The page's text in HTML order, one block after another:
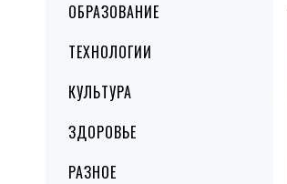
ОБРАЗОВАНИЕ
ТЕХНОЛОГИИ
КУЛЬТУРА
ЗДОРОВЬЕ
РАЗНОЕ